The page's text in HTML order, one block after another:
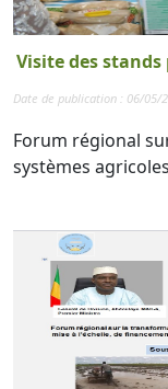
Visite des
Date de publication : 06/05/
Forum régional
systèmes